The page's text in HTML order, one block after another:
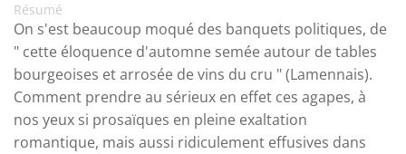
Résumé
On s'est beaucoup moqué des banquets politiques, de
" cette éloquence d'automne semée autour de tables
bourgeoises et arrosée de vins du cru " (Lamennais).
Comment prendre au sérieux en effet ces agapes, à
nos yeux si prosaïques en pleine exaltation
romantique, mais aussi ridiculement effusives dans